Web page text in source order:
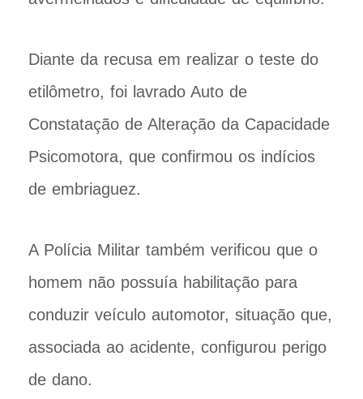
Diante da recusa em realizar o teste do
etilômetro, foi lavrado Auto de
Constatação de Alteração da Capacidade
Psicomotora, que confirmou os indícios
de embriaguez.
A Polícia Militar também verificou que o
homem não possuía habilitação para
conduzir veículo automotor, situação que,
associada ao acidente, configurou perigo
de dano.